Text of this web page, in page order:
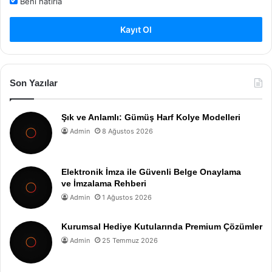
Kayıt Ol
Son Yazılar
Şık ve Anlamlı: Gümüş Harf Kolye Modelleri
Admin 8 Ağustos 2026
Elektronik İmza ile Güvenli Belge Onaylama
ve İmzalama Rehberi
Admin 1 Ağustos 2026
Kurumsal Hediye Kutularında Premium Çözümler
Admin 25 Temmuz 2026